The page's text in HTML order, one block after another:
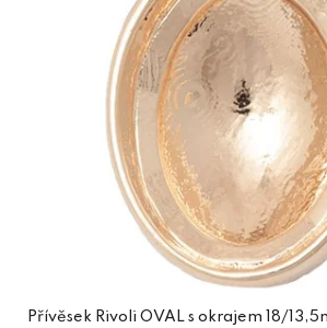
Přívěsek Rivoli OVAL s okrajem 18/